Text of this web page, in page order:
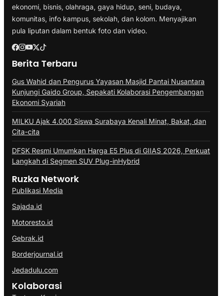
ekonomi, bisnis, olahraga, gaya hidup, seni, budaya,
komunitas, info kampus, sekolah, dan kolom. Menyajikan
pula liputan dalam bentuk foto dan video.
Berita Terbaru
Gus Wahid dan Pengurus Yayasan Masjid Pantai Nusantara
Kunjungi Gaido Group, Sepakati Kolaborasi Pengembangan
Ekonomi Syariah
MILKU Ajak 4.000 Siswa Surabaya Kenali Minat, Bakat, dan
Cita-cita
DFSK Resmi Umumkan Harga E5 Plus di GIIAS 2026, Perkuat
Langkah di Segmen SUV Plug-inHybrid
Ruzka Network
Publikasi Media
Sajada.id
Motoresto.id
Gebrak.id
Borderjournal.id
Jedadulu.com
Kolaborasi